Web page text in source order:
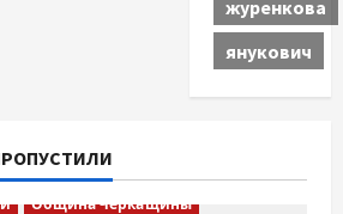
журенкова
янукович
Община Черкащины